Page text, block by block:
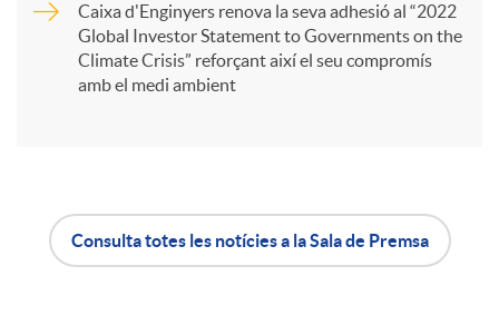
Caixa d'Enginyers renova la seva adhesió al “2022
Global Investor Statement to Governments on the
Climate Crisis” reforçant així el seu compromís
amb el medi ambient
Consulta totes les notícies a la Sala de Premsa